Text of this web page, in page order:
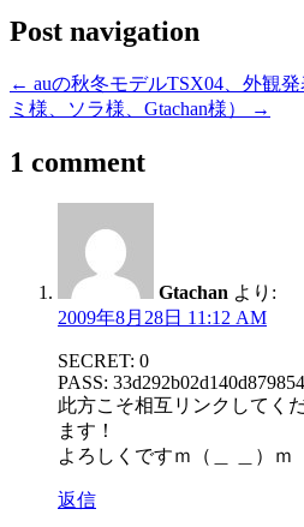
Post navigation
← auの秋冬モデルTSX04、外観
ミ様、ソラ様、Gtachan様）
→
1 comment
Gtachan より:
2009年8月28日 11:12 AM
SECRET: 0
PASS:
此方こそ相互リンクしてく
ます！
よろしくですｍ（＿ ＿）ｍ
返信